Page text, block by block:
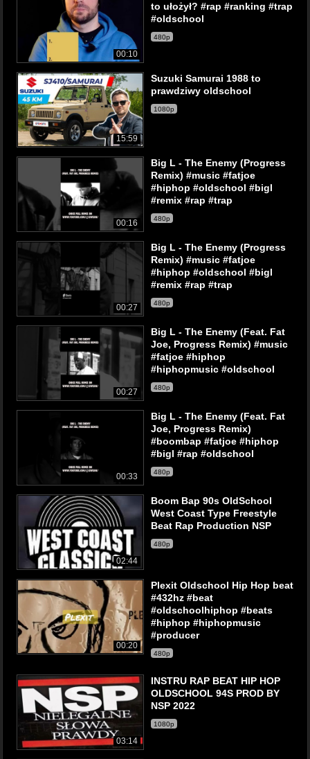
00:10
to ułożył? #rap #ranking #trap
#oldschool
480p
15:59
Suzuki Samurai 1988 to
prawdziwy oldschool
1080p
00:16
Big L - The Enemy (Progress
Remix) #music #fatjoe
#hiphop #oldschool #bigl
#remix #rap #trap
480p
00:27
Big L - The Enemy (Progress
Remix) #music #fatjoe
#hiphop #oldschool #bigl
#remix #rap #trap
480p
00:27
Big L - The Enemy (Feat. Fat
Joe, Progress Remix) #music
#fatjoe #hiphop
#hiphopmusic #oldschool
480p
00:33
Big L - The Enemy (Feat. Fat
Joe, Progress Remix)
#boombap #fatjoe #hiphop
#bigl #rap #oldschool
480p
02:44
Boom Bap 90s OldSchool
West Coast Type Freestyle
Beat Rap Production NSP
480p
00:20
Plexit Oldschool Hip Hop beat
#432hz #beat
#oldschoolhiphop #beats
#hiphop #hiphopmusic
#producer
480p
03:14
INSTRU RAP BEAT HIP HOP
OLDSCHOOL 94S PROD BY
NSP 2022
1080p